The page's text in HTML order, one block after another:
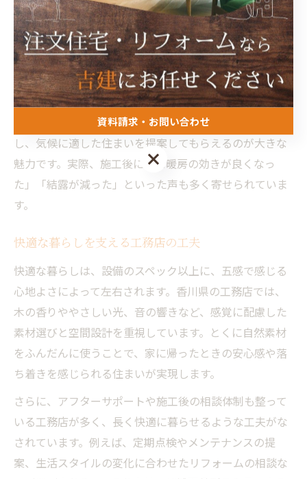
の活用に力を入れています。例えば、夏の蒸し暑さを和
らげるために、通風計画を重視した間取りや深い軒を設
けることが多いです。
こうした設計は、単に快適さを追求するだけでなく、エ
ネルギーコストの削減や住まいの長寿命化にもつながり
ます。地元の工務店ならではの知見や施工経験を活か
し、気候に適した住まいを提案してもらえるのが大きな
魅力です。実際、施工後に「冷暖房の効きが良くなっ
た」「結露が減った」といった声も多く寄せられていま
す。
快適な暮らしを支える工務店の工夫
快適な暮らしは、設備のスペック以上に、五感で感じる
心地よさによって左右されます。香川県の工務店では、
木の香りややさしい光、音の響きなど、感覚に配慮した
素材選びと空間設計を重視しています。とくに自然素材
をふんだんに使うことで、家に帰ったときの安心感や落
ち着きを感じられる住まいが実現します。
さらに、アフターサポートや施工後の相談体制も整って
いる工務店が多く、長く快適に暮らせるような工夫がな
されています。例えば、定期点検やメンテナンスの提
案、生活スタイルの変化に合わせたリフォームの相談な
資料請求・お問い合わせ
資料請求・お問い合わせ